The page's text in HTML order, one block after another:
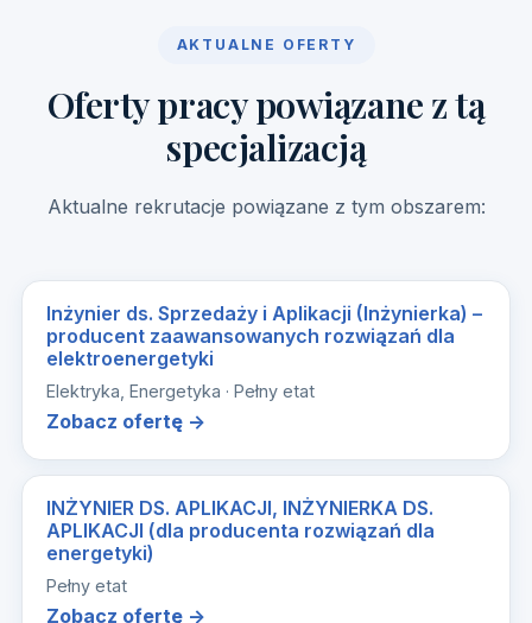
AKTUALNE OFERTY
Oferty pracy powiązane z tą
specjalizacją
Aktualne rekrutacje powiązane z tym obszarem:
Inżynier ds. Sprzedaży i Aplikacji (Inżynierka) –
producent zaawansowanych rozwiązań dla
elektroenergetyki
Elektryka, Energetyka · Pełny etat
Zobacz ofertę →
INŻYNIER DS. APLIKACJI, INŻYNIERKA DS.
APLIKACJI (dla producenta rozwiązań dla
energetyki)
Pełny etat
Zobacz ofertę →